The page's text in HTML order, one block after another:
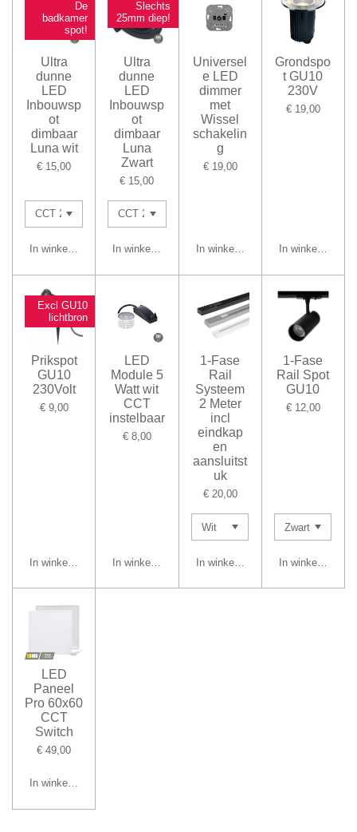
De
badkamer
spot!
Ultra
dunne
LED
Inbouwsp
ot
dimbaar
Luna wit
€ 15,00
In winkelwagen
Slechts
25mm diep!
Ultra
dunne
LED
Inbouwsp
ot
dimbaar
Luna
Zwart
€ 15,00
In winkelwagen
Universel
e LED
dimmer
met
Wissel
schakelin
g
€ 19,00
In winkelwagen
Grondspo
t GU10
230V
€ 19,00
In winkelwagen
Excl GU10
lichtbron
Prikspot
GU10
230Volt
€ 9,00
In winkelwagen
LED
Module 5
Watt wit
CCT
instelbaar
€ 8,00
In winkelwagen
1-Fase
Rail
Systeem
2 Meter
incl
eindkap
en
aansluitst
uk
€ 20,00
In winkelwagen
1-Fase
Rail Spot
GU10
€ 12,00
In winkelwagen
LED
Paneel
Pro 60x60
CCT
Switch
€ 49,00
In winkelwagen